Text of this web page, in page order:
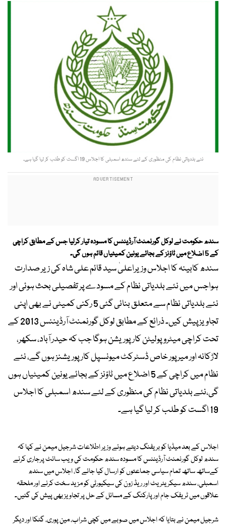
نئے بلدیاتی نظام کی منظوری کے لئے سندھ اسمبلی کا اجلاس 19 اگست کو طلب کر لیا گیا ہے۔
سندھ حکومت نے لوکل گورنمنٹ آرڈیننس کا مسودہ تیار کرلیا جس کے مطابق کراچی
کے 5 اضلاع میں ٹاؤنز کے بجائے یونین کمیٹیاں قائم ہوں گی۔
سندھ کابینہ کا اجلاس وزیراعلیٰ سید قائم علی شاہ کی زیر صدارت
ہواجس میں نئے بلدیاتی نظام کے مسودے پر تفصیلی بحث ہوئی اور
نئے بلدیاتی نظام سے متعلق بنائی گئی 5 رکنی کمیٹی نے بھی اپنی
تجاویز پیش کیں۔ ذرائع کے مطابق لوکل گورنمنٹ آرڈیننس 2013 کے
تحت کراچی میٹروپولیٹن کارپوریشن ہوگا جب کہ حیدر آباد، سکھر،
لاڑکانہ اور میر پور خاص ڈسٹرکٹ میونسپل کارپوریشنز ہوں گے، نئے
نظام میں کراچی کے 5 اضلاع میں ٹاؤنز کے بجائے یونین کمیٹیاں ہوں
گی،نئے بلدیاتی نظام کی منظوری کے لئے سندھ اسمبلی کا اجلاس
19 اگست کو طلب کر لیا گیا ہے۔
اجلاس کے بعد میڈیا کو بریفنگ دیتے ہوئے وزیر اطلاعات شرجیل میمن نے کہا کہ
سندھ لوکل گورنمنٹ آرڈیننس کا مسودہ سندھ حکومت کی ویب سائٹ پرجاری کرنے
کےساتھ ساتھ تمام سیاسی جماعتوں کو ارسال کیا جائے گا، اجلاس میں سندھ
اسمبلی، سندھ سیکریٹریٹ اور ریڈ زون کی سیکیورٹی کو مزید سخت کرنے اور ملحقہ
علاقوں میں ٹریفک جام اور پارکنگ کے مسائل کے حل پر تجاویز بھی پیش کی گئیں۔
شرجیل میمن نے بتایا کہ اجلاس میں صوبے میں کچی شراب، مین پوری، گٹکا اور دیگر